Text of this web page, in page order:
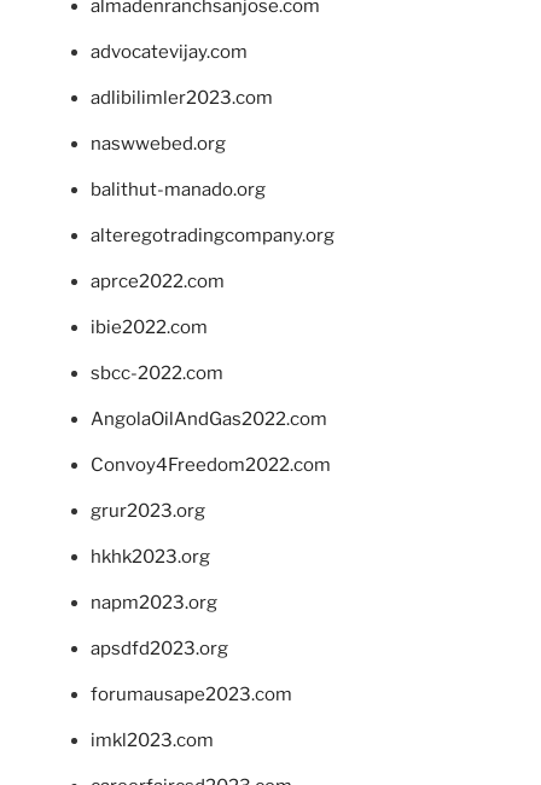
almadenranchsanjose.com
advocatevijay.com
adlibilimler2023.com
naswwebed.org
balithut-manado.org
alteregotradingcompany.org
aprce2022.com
ibie2022.com
sbcc-2022.com
AngolaOilAndGas2022.com
Convoy4Freedom2022.com
grur2023.org
hkhk2023.org
napm2023.org
apsdfd2023.org
forumausape2023.com
imkl2023.com